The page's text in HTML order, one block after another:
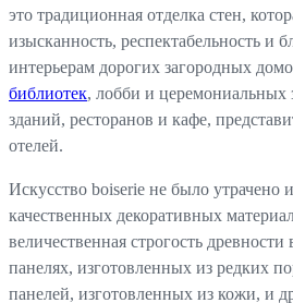
это традиционная отделка стен,
изысканность, респектабельность и
интерьерам дорогих загородных
библиотек, лобби и церемониальных
зданий, ресторанов и кафе,
отелей.
Искусство boiserie не было утрачено
качественных декоративных
величественная строгость
панелях, изготовленных из редких
панелей, изготовленных из кожи, и